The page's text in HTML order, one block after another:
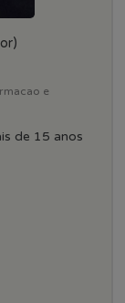
e
de 15 anos